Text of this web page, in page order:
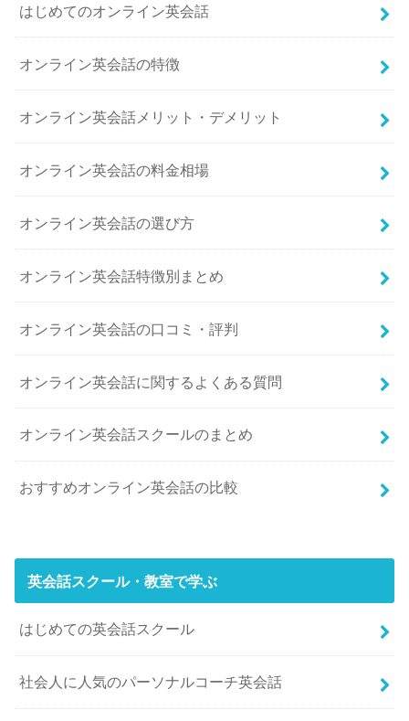
はじめてのオンライン英会話
オンライン英会話の特徴
オンライン英会話メリット・デメリット
オンライン英会話の料金相場
オンライン英会話の選び方
オンライン英会話特徴別まとめ
オンライン英会話の口コミ・評判
オンライン英会話に関するよくある質問
オンライン英会話スクールのまとめ
おすすめオンライン英会話の比較
英会話スクール・教室で学ぶ
はじめての英会話スクール
社会人に人気のパーソナルコーチ英会話